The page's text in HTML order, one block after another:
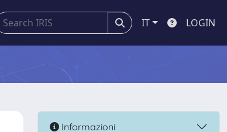
IT LOGIN
Informazioni